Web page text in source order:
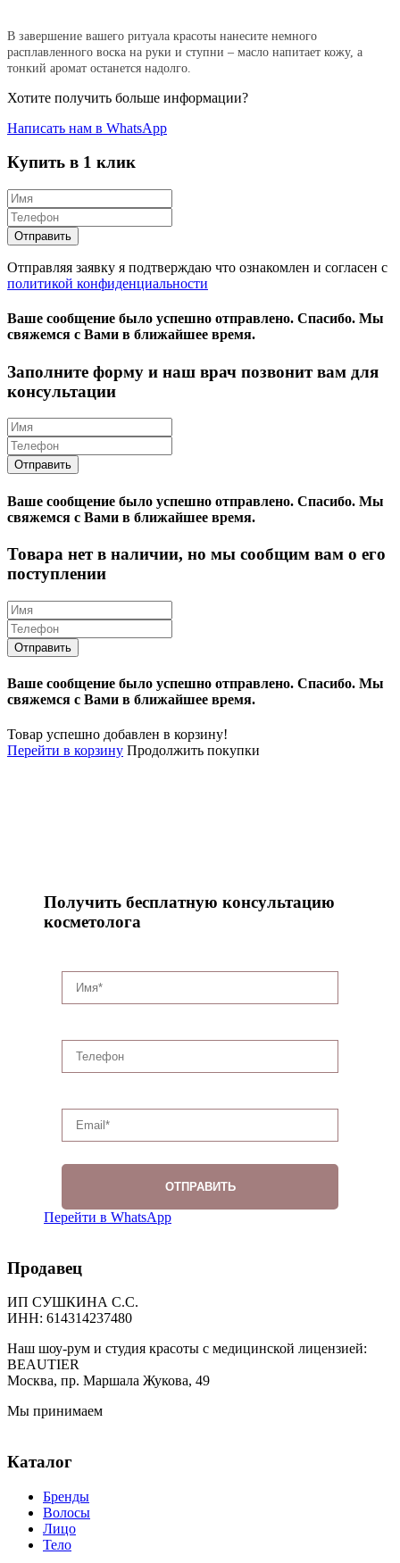
В завершение вашего ритуала красоты нанесите немного
расплавленного воска на руки и ступни – масло напитает кожу, а
тонкий аромат останется надолго.
Хотите получить больше информации?
Написать нам в WhatsApp
Купить в 1 клик
Отправляя заявку я подтверждаю что ознакомлен и согласен с
политикой конфиденциальности
Ваше сообщение было успешно отправлено. Спасибо. Mы
свяжемся с Вами в ближайшее время.
Заполните форму и наш врач позвонит вам для
консультации
Ваше сообщение было успешно отправлено. Спасибо. Mы
свяжемся с Вами в ближайшее время.
Товара нет в наличии, но мы сообщим вам о его
поступлении
Ваше сообщение было успешно отправлено. Спасибо. Mы
свяжемся с Вами в ближайшее время.
Товар успешно добавлен в корзину!
Перейти в корзину Продолжить покупки
Получить бесплатную консультацию
косметолога
Перейти в WhatsApp
Продавец
ИП СУШКИНА С.С.
ИНН: 614314237480
Наш шоу-рум и студия красоты с медицинской лицензией:
BEAUTIER
Москва, пр. Маршала Жукова, 49
Мы принимаем
Каталог
Бренды
Волосы
Лицо
Тело